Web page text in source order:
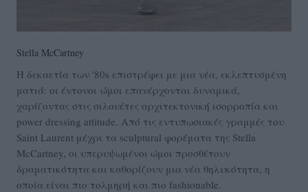
Stella McCartney
Η δεκαετία των '80s επιστρέφει με μια νέα, εκλεπτυσμένη
ματιά: οι έντονοι ώμοι επανέρχονται δυναμικά,
χαρίζοντας στις σιλουέτες αρχιτεκτονική ισορροπία και
power dressing attitude. Από τις εντυπωσιακές γραμμές του
Saint Laurent μέχρι τα sculptural φορέματα της Stella
McCartney, οι υπερυψωμένοι ώμοι προσθέτουν
δραματικότητα και καθορίζουν μια νέα θηλυκότητα, η
οποία είναι πιο τολμηρή και πιο fashionable.